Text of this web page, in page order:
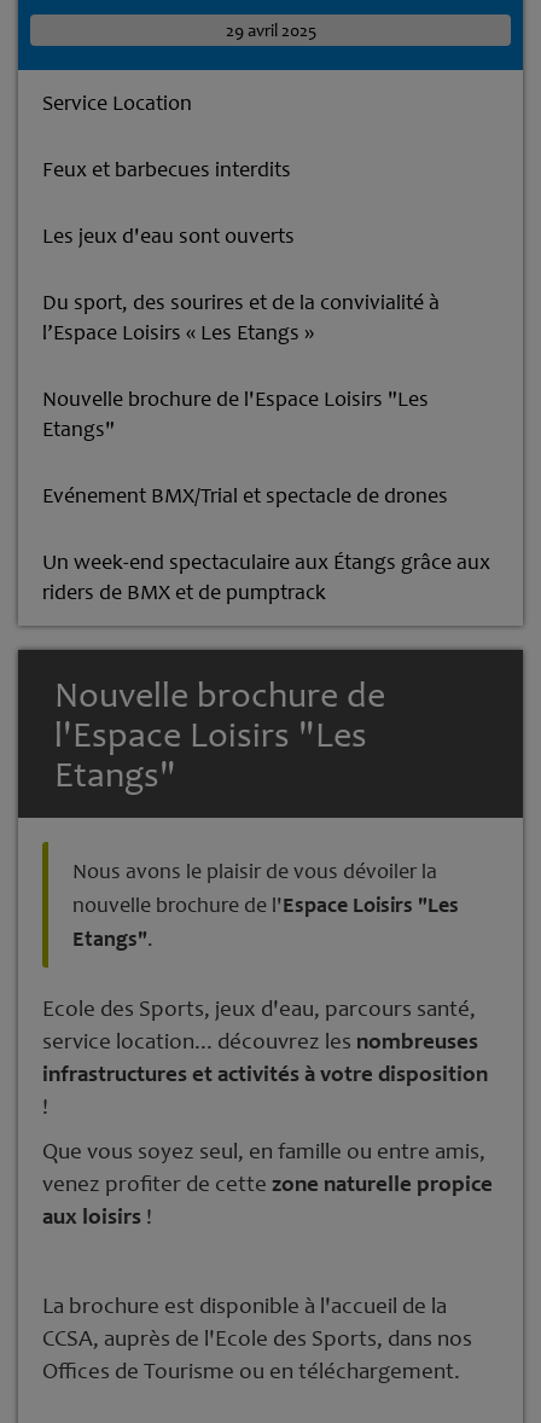
29 avril 2025
Service Location
Feux et barbecues interdits
Les jeux d'eau sont ouverts
Du sport, des sourires et de la convivialité à
l’Espace Loisirs « Les Etangs »
Nouvelle brochure de l'Espace Loisirs "Les
Etangs"
Evénement BMX/Trial et spectacle de drones
Un week-end spectaculaire aux Étangs grâce aux
riders de BMX et de pumptrack
Nouvelle brochure de
l'Espace Loisirs "Les
Etangs"
Nous avons le plaisir de vous dévoiler la
nouvelle brochure de l'Espace Loisirs "Les
Etangs".
Ecole des Sports, jeux d'eau, parcours santé,
service location... découvrez les nombreuses
infrastructures et activités à votre disposition
!
Que vous soyez seul, en famille ou entre amis,
venez profiter de cette zone naturelle propice
aux loisirs !
La brochure est disponible à l'accueil de la
CCSA, auprès de l'Ecole des Sports, dans nos
Offices de Tourisme ou en téléchargement.